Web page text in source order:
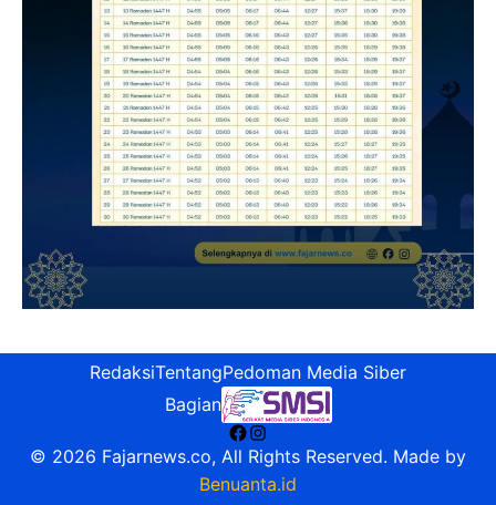
RedaksiTentangPedoman Media Siber
Bagian
Facebook
Instagram
© 2026 Fajarnews.co, All Rights Reserved. Made by
Benuanta.id